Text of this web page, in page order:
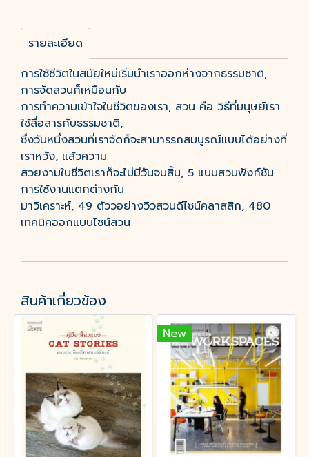
รายละเอียด
การใช้ชีวิตในสมัยใหม่เริ่มนำเราออกห่างจากธรรมชาติ,
การจัดสวนก็เหมือนกับ
การทำความเข้าใจในชีวิตของเรา, สวน คือ วิธีที่มนุษย์เรา
ใช้สื่อสารกับธรรมชาติ,
ซึ่งวันหนึ่งสวนที่เราจัดก็จะสามารรถสมบูรณ์แบบได้อย่างที่
เราหวัง, แล้วความ
สวยงามในชีวิตเราก็จะไม่มีวันจบสิ้น, 5 แบบสวนฟังก์ชัน
การใช้งานแตกต่างกัน
มาวิเคราะห์, 49 ตัววอย่างวิวสวนดีไซน์คลาสสิก, 480
เทคนิคออกแบบไซน์สวน
สินค้าเกี่ยวข้อง
New